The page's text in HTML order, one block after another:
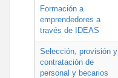
Formación a
emprendedores a
través de IDEAS
Selección, provisión y
contratación de
personal y becarios